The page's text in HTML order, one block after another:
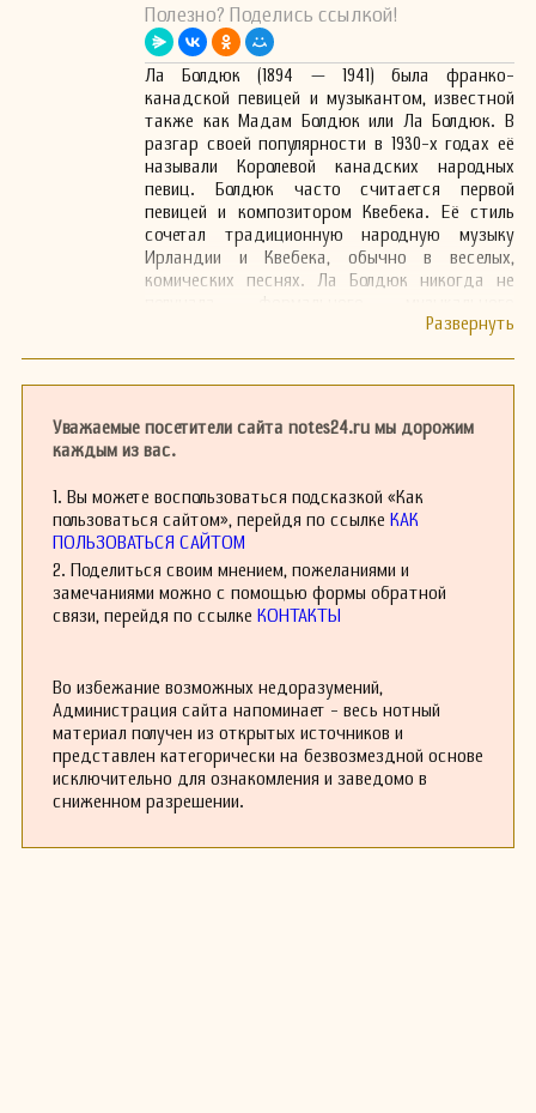
Полезно? Поделись ссылкой!
Ла Болдюк (1894 — 1941) была франко-
канадской певицей и музыкантом, известной
также как Мадам Болдюк или Ла Болдюк. В
разгар своей популярности в 1930-х годах её
называли Королевой канадских народных
певиц. Болдюк часто считается первой
певицей и композитором Квебека. Её стиль
сочетал традиционную народную музыку
Ирландии и Квебека, обычно в веселых,
комических песнях. Ла Болдюк никогда не
образования и развила свой стиль под
Её песни были обычно радостными и
комичными, с живыми ритмами. Она часто
народных песен или танцев, комбинируя их с
собственными текстами. Например, она
написала песню «Les Cinq Jumelles» о сетнелок
Jug». В других случаях она использовала
популярные современные американские песни.
Одной из техник, часто применяемых Болдюк,
как еда или задания. Эта техника была
традиционной в франко-канадских народных
песнях и имеет корни в подобных французских
традициях. Болдюк также использовала
традиционный стиль французской народной
песни, называемый диалоговой песней, обычно
Уважаемые посетители сайта notes24.ru мы дорожим
каждым из вас.
1. Вы можете воспользоваться подсказкой «Как
пользоваться сайтом», перейдя по ссылке КАК
ПОЛЬЗОВАТЬСЯ САЙТОМ
2. Поделиться своим мнением, пожеланиями и
замечаниями можно с помощью формы обратной
связи, перейдя по ссылке КОНТАКТЫ
Во избежание возможных недоразумений,
Администрация сайта напоминает - весь нотный
материал получен из открытых источников и
представлен категорически на безвозмездной основе
исключительно для ознакомления и заведомо в
сниженном разрешении.